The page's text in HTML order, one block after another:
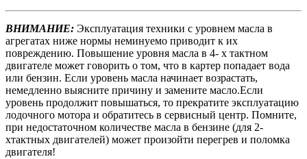
ВНИМАНИЕ: Эксплуатация техники с уровнем масла в
агрегатах ниже нормы неминуемо приводит к их
повреждению. Повышение уровня масла в 4- х тактном
двигателе может говорить о том, что в картер попадает вода
или бензин. Если уровень масла начинает возрастать,
немедленно выясните причину и замените масло.Если
уровень продолжит повышаться, то прекратите эксплуатацию
лодочного мотора и обратитесь в сервисный центр. Помните,
при недостаточном количестве масла в бензине (для 2-
хтактных двигателей) может произойти перегрев и поломка
двигателя!